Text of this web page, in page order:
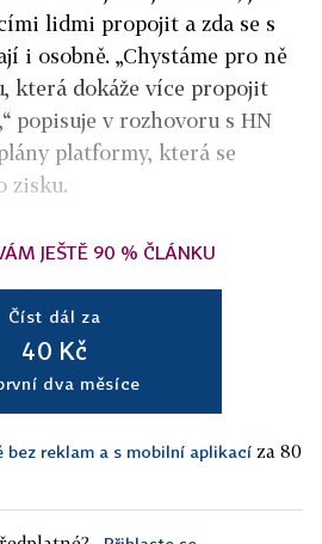
lidmi propojit a zda se s
i osobně. „Chystáme pro ně
která dokáže více propojit
popisuje v rozhovoru s HN
platformy, která se
zisku.
JEŠTĚ 90 % ČLÁNKU
Číst dál za
40 Kč
dva měsíce
bez reklam a s mobilní aplikací za 80